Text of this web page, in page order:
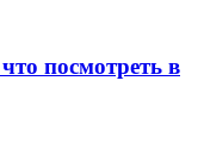
посмотреть в